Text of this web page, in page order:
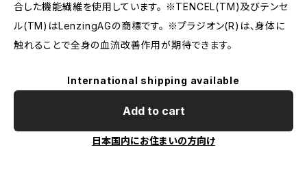
合した機能繊維を使用しています。 ※TENCEL(TM)及びテンセ
ル(TM)はLenzingAGの商標です。 ※プラジオン(R)は、身体に
触れることで全身の血流改善作用が期待できます。
International shipping available
Add to cart
日本国内にお住まいの方向け